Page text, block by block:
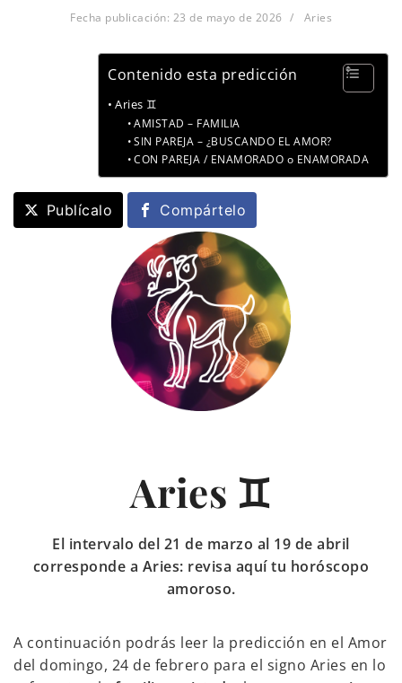
Fecha publicación: 23 de mayo de 2026 Aries
Contenido esta predicción
Aries ♊
AMISTAD – FAMILIA
SIN PAREJA – ¿BUSCANDO EL AMOR?
CON PAREJA / ENAMORADO o ENAMORADA
Publícalo Compártelo
Aries ♊
El intervalo del 21 de marzo al 19 de abril
corresponde a Aries: revisa aquí tu horóscopo
amoroso.
A continuación podrás leer la predicción en el Amor
del domingo, 24 de febrero para el signo Aries en lo